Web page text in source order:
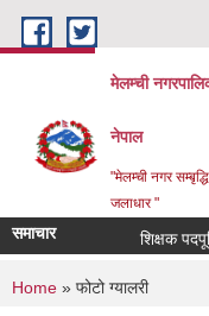
Skip to main content
मेलम्ची
नेपाल
"मेलम्ची नगर
जलाधार "
समाचार शिक्षक
You are here
Home » फोटो ग्यालरी